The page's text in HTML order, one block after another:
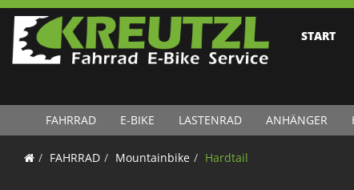
START
FAHRRAD E-BIKE LASTENRAD ANHÄNGER
FAHRRAD Mountainbike Hardtail